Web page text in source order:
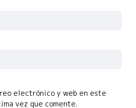
electrónico y web en este
vez que comente.